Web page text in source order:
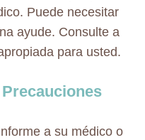
Puede necesitar
ayude. Consulte a
para usted.
a su médico o